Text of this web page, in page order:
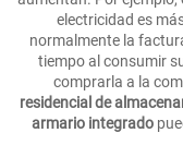
electricidad es
normalmente la
tiempo al consumir
comprarla a la
residencial de
armario integrado